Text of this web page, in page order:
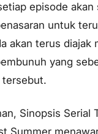
episode akan
untuk
akan terus diajak
yang
Sinopsis Serial